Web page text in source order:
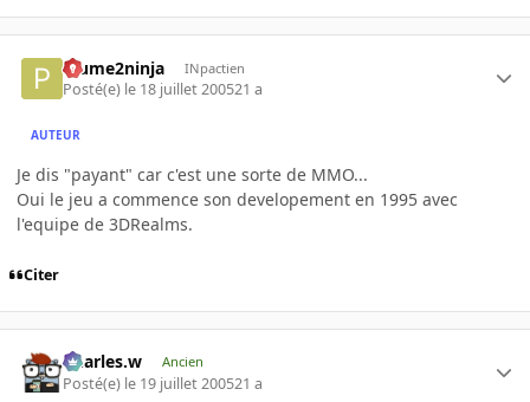
Plume2ninja INpactien
Posté(e) le 18 juillet 200521 a
AUTEUR
Je dis "payant" car c'est une sorte de MMO...
Oui le jeu a commence son developement en 1995 avec
l'equipe de 3DRealms.
Citer
Charles.w Ancien
Posté(e) le 19 juillet 200521 a